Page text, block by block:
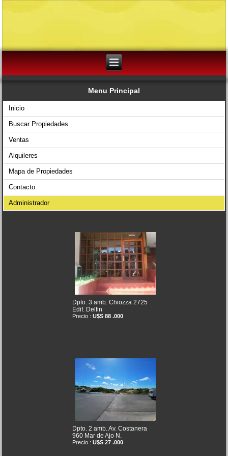
Menu Principal
Inicio
Buscar Propiedades
Ventas
Alquileres
Mapa de Propiedades
Contacto
Administrador
Dpto. 3 amb. Chiozza 2725
Edif. Delfin
Precio : U$S 88 .000
Dpto. 2 amb. Av. Costanera
960 Mar de Ajo N.
Precio : U$S 27 .000